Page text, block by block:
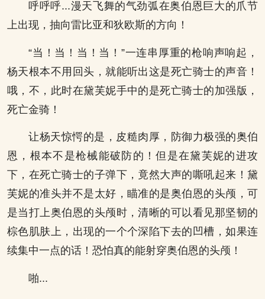
呼呼呼...漫天飞舞的气劲弧在奥伯恩巨大的爪节
上出现，抽向雷比亚和狄欧斯的方向！
“当！当！当！当！”一连串厚重的枪响声响起，
杨天根本不用回头，就能听出这是死亡骑士的声音！
哦，不，此时在黛芙妮手中的是死亡骑士的加强版，
死亡金骑！
让杨天惊愕的是，皮糙肉厚，防御力极强的奥伯
恩，根本不是枪械能破防的！但是在黛芙妮的进攻
下，在死亡骑士的子弹下，竟然大声的嘶吼起来！黛
芙妮的准头并不是太好，瞄准的是奥伯恩的头颅，可
是当打上奥伯恩的头颅时，清晰的可以看见那坚韧的
棕色肌肤上，出现的一个个深陷下去的凹槽，如果连
续集中一点的话！恐怕真的能射穿奥伯恩的头颅！
啪...